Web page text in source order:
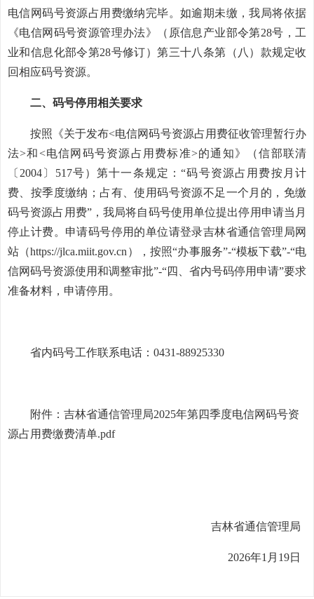
电信网码号资源占用费缴纳完毕。如逾期未缴，我局将依据
《电信网码号资源管理办法》（原信息产业部令第28号，工
业和信息化部令第28号修订）第三十八条第（八）款规定收
回相应码号资源。
二、码号停用相关要求
按照《关于发布<电信网码号资源占用费征收管理暂行办
法>和<电信网码号资源占用费标准>的通知》（信部联清
〔2004〕517号）第十一条规定：“码号资源占用费按月计
费、按季度缴纳；占有、使用码号资源不足一个月的，免缴
码号资源占用费”，我局将自码号使用单位提出停用申请当月
停止计费。申请码号停用的单位请登录吉林省通信管理局网
站（https://jlca.miit.gov.cn），按照“办事服务”-“模板下载”-“电
信网码号资源使用和调整审批”-“四、省内号码停用申请”要求
准备材料，申请停用。
省内码号工作联系电话：0431-88925330
附件： 吉林省通信管理局2025年第四季度电信网码号资
源占用费缴费清单.pdf
吉林省通信管理局
2026年1月19日